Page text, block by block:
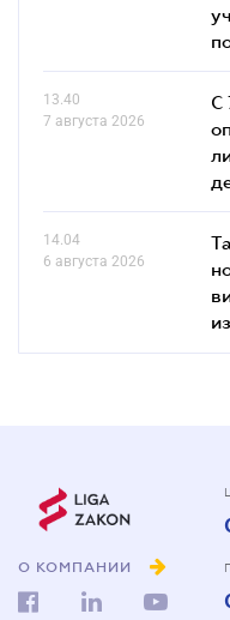
13.40
7 августа 2026
С
14.04
6 августа 2026
О КОМПАНИИ